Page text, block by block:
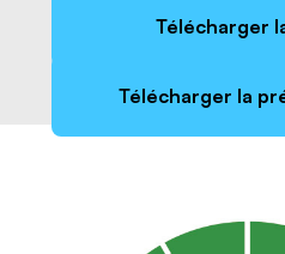
Nous joindreTélécharger
Télécharger la